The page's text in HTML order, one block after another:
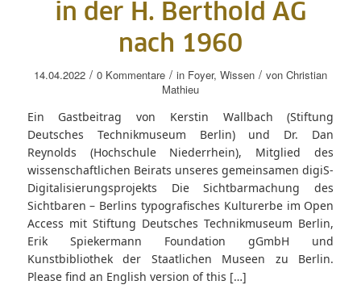
in der H. Berthold AG
nach 1960
14.04.2022 / 0 Kommentare / in Foyer, Wissen / von Christian
Mathieu
Ein Gastbeitrag von Kerstin Wallbach (Stiftung
Deutsches Technikmuseum Berlin) und Dr. Dan
Reynolds (Hochschule Niederrhein), Mitglied des
wissenschaftlichen Beirats unseres gemeinsamen digiS-
Digitalisierungsprojekts Die Sichtbarmachung des
Sichtbaren – Berlins typografisches Kulturerbe im Open
Access mit Stiftung Deutsches Technikmuseum Berlin,
Erik Spiekermann Foundation gGmbH und
Kunstbibliothek der Staatlichen Museen zu Berlin.
Please find an English version of this […]